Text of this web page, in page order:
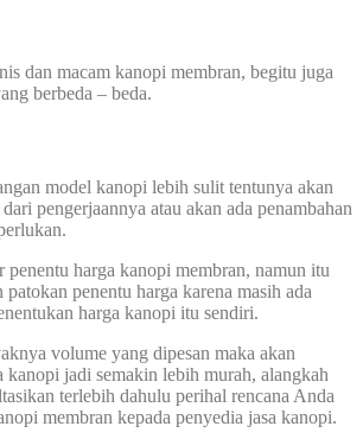
dan macam kanopi membran, begitu juga
berbeda – beda.
model kanopi lebih sulit tentunya akan
pengerjaannya atau akan ada penambahan
penentu harga kanopi membran, namun itu
penentu harga karena masih ada
harga kanopi itu sendiri.
volume yang dipesan maka akan
kanopi jadi semakin lebih murah, alangkah
terlebih dahulu perihal rencana Anda
membran kepada penyedia jasa kanopi.